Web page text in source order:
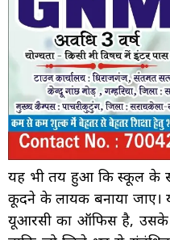
यह भी तय हुआ कि स्कूल के
कूदने के लायक बनाया जाए।
यूआरसी का ऑफिस है, उसके